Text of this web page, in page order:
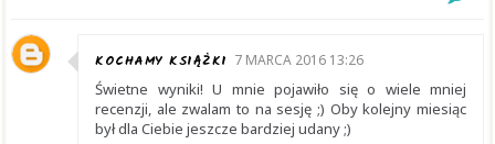
KOCHAMY KSIĄŻKI 7 MARCA 2016 13:26
Świetne wyniki! U mnie pojawiło się o wiele mniej
recenzji, ale zwalam to na sesję ;) Oby kolejny miesiąc
był dla Ciebie jeszcze bardziej udany ;)